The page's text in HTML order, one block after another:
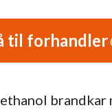
brandkar
til forhandler